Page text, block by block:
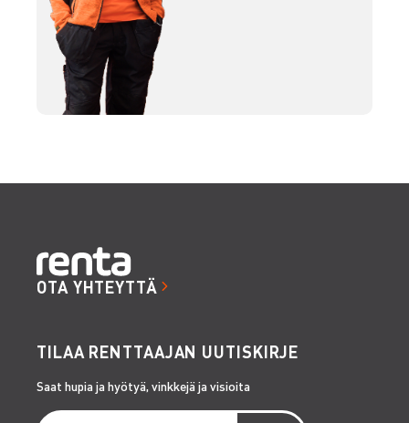
OTA YHTEYTTÄ
TILAA RENTTAAJAN UUTISKIRJE
Saat hupia ja hyötyä, vinkkejä ja visioita